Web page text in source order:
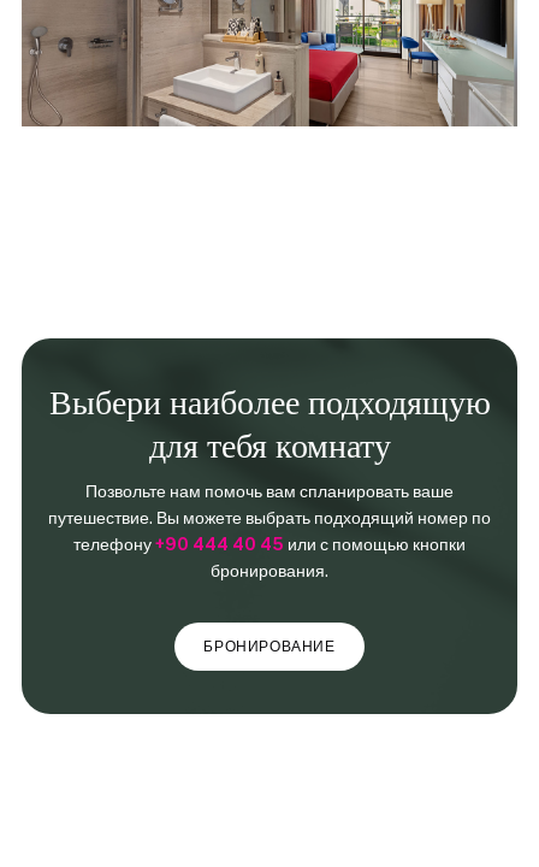
Выбери наиболее подходящую
для тебя комнату
Позвольте нам помочь вам спланировать ваше
путешествие. Вы можете выбрать подходящий номер по
телефону+90 444 40 45 или с помощью кнопки
бронирования.
БРОНИРОВАНИЕ